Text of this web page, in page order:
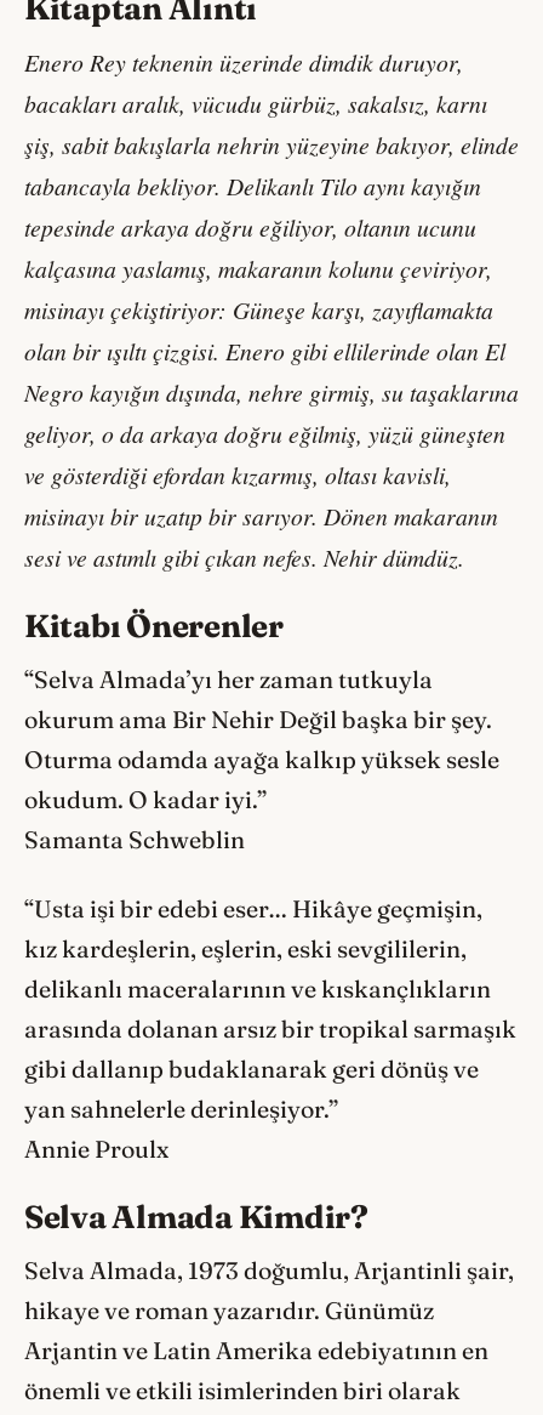
Enero Rey teknenin üzerinde dimdik duruyor,
bacakları aralık, vücudu gürbüz, sakalsız, karnı
şiş, sabit bakışlarla nehrin yüzeyine bakıyor, elinde
tabancayla bekliyor. Delikanlı Tilo aynı kayığın
tepesinde arkaya doğru eğiliyor, oltanın ucunu
kalçasına yaslamış, makaranın kolunu çeviriyor,
misinayı çekiştiriyor: Güneşe karşı, zayıflamakta
olan bir ışıltı çizgisi. Enero gibi ellilerinde olan El
Negro kayığın dışında, nehre girmiş, su taşaklarına
geliyor, o da arkaya doğru eğilmiş, yüzü güneşten
ve gösterdiği efordan kızarmış, oltası kavisli,
misinayı bir uzatıp bir sarıyor. Dönen makaranın
sesive astımlı gibi çıkan nefes. Nehir dümdüz.
Kitabı Önerenler
“Selva Almada’yı her zaman tutkuyla
okurum ama Bir Nehir Değil başka bir şey.
Oturma odamda ayağa kalkıp yüksek sesle
okudum. O kadar iyi.”
Samanta Schweblin
“Usta işi bir edebi eser… Hikâye geçmişin,
kız kardeşlerin, eşlerin, eski sevgililerin,
delikanlı maceralarının ve kıskançlıkların
arasında dolanan arsız bir tropikal sarmaşık
gibi dallanıp budaklanarak geri dönüş ve
yan sahnelerle derinleşiyor.”
Annie Proulx
Selva Almada Kimdir?
Selva Almada, 1973 doğumlu, Arjantinli şair,
hikaye ve roman yazarıdır. Günümüz
Arjantin ve Latin Amerika edebiyatının en
önemli ve etkili isimlerinden biri olarak